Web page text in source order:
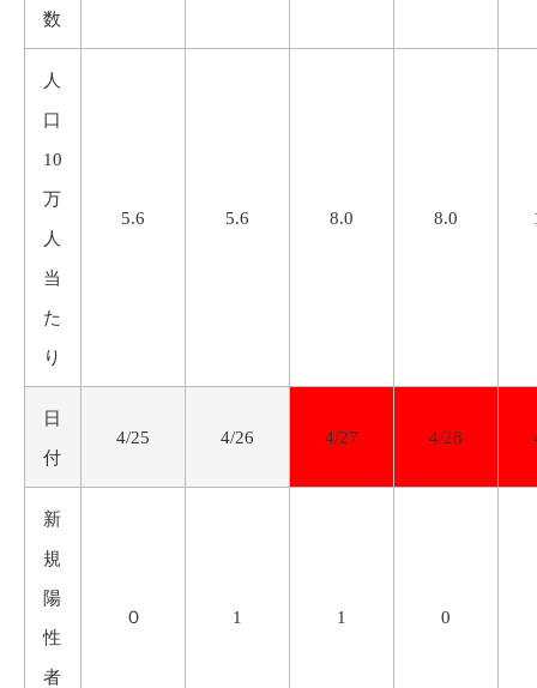
数
人
口
10
万
人
当
た
り
5.6 5.6 8.0 8.0
日
付
4/25 4/26 4/27 4/28
新
規
陽
性
者
０ 1 1 0